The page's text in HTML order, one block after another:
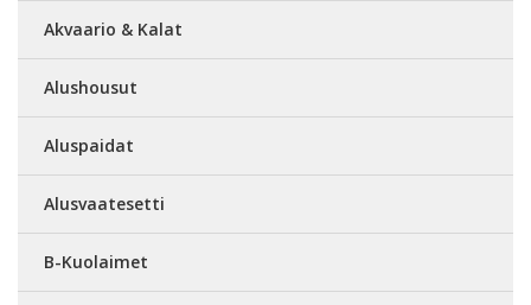
Akvaario & Kalat
Alushousut
Aluspaidat
Alusvaatesetti
B-Kuolaimet